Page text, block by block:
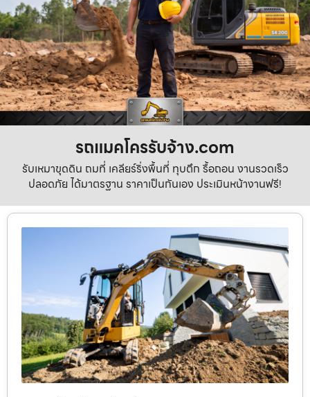
รถแมคโครรับจ้าง.com
รับเหมาขุดดิน ถมที่ เคลียร์ริ่งพื้นที่ ทุบตึก รื้อถอน งานรวดเร็ว
ปลอดภัย ได้มาตรฐาน ราคาเป็นกันเอง ประเมินหน้างานฟรี!